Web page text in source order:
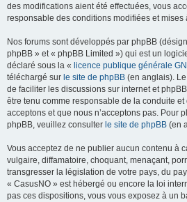
des modifications aient été effectuées, vous
responsable des conditions modifiées et mises
Nos forums sont développés par phpBB
phpBB » et « phpBB Limited ») qui est un
déclaré sous la « licence publique générale
téléchargé sur le site de phpBB (en anglais).
de faciliter les discussions sur internet et
être tenu comme responsable de la conduite
acceptons et que nous n’acceptons pas. Pour
phpBB, veuillez consulter le site de phpBB (en
Vous acceptez de ne publier aucun contenu à
vulgaire, diffamatoire, choquant, menaçant,
transgresser la législation de votre pays, du
« CasusNO » est hébergé ou encore la loi
pas ces dispositions, vous vous exposez à un